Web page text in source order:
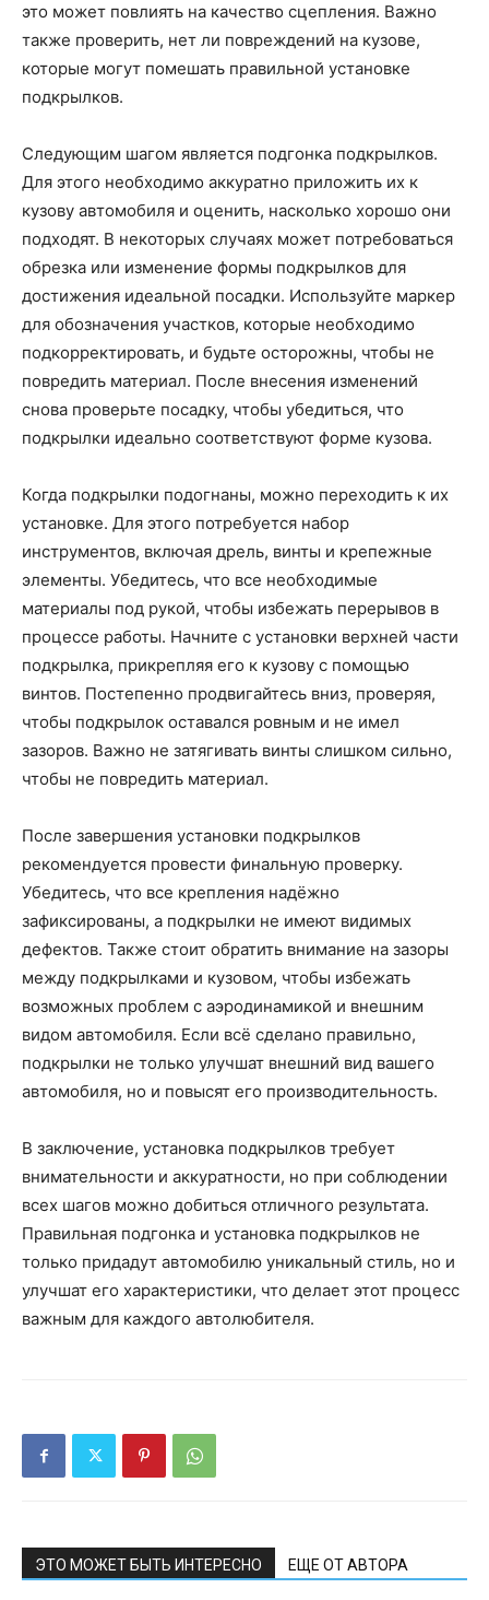
это может повлиять на качество сцепления. Важно
также проверить, нет ли повреждений на кузове,
которые могут помешать правильной установке
подкрылков.
Следующим шагом является подгонка подкрылков.
Для этого необходимо аккуратно приложить их к
кузову автомобиля и оценить, насколько хорошо они
подходят. В некоторых случаях может потребоваться
обрезка или изменение формы подкрылков для
достижения идеальной посадки. Используйте маркер
для обозначения участков, которые необходимо
подкорректировать, и будьте осторожны, чтобы не
повредить материал. После внесения изменений
снова проверьте посадку, чтобы убедиться, что
подкрылки идеально соответствуют форме кузова.
Когда подкрылки подогнаны, можно переходить к их
установке. Для этого потребуется набор
инструментов, включая дрель, винты и крепежные
элементы. Убедитесь, что все необходимые
материалы под рукой, чтобы избежать перерывов в
процессе работы. Начните с установки верхней части
подкрылка, прикрепляя его к кузову с помощью
винтов. Постепенно продвигайтесь вниз, проверяя,
чтобы подкрылок оставался ровным и не имел
зазоров. Важно не затягивать винты слишком сильно,
чтобы не повредить материал.
После завершения установки подкрылков
рекомендуется провести финальную проверку.
Убедитесь, что все крепления надёжно
зафиксированы, а подкрылки не имеют видимых
дефектов. Также стоит обратить внимание на зазоры
между подкрылками и кузовом, чтобы избежать
возможных проблем с аэродинамикой и внешним
видом автомобиля. Если всё сделано правильно,
подкрылки не только улучшат внешний вид вашего
автомобиля, но и повысят его производительность.
В заключение, установка подкрылков требует
внимательности и аккуратности, но при соблюдении
всех шагов можно добиться отличного результата.
Правильная подгонка и установка подкрылков не
только придадут автомобилю уникальный стиль, но и
улучшат его характеристики, что делает этот процесс
важным для каждого автолюбителя.
ЭТО МОЖЕТ БЫТЬ ИНТЕРЕСНО ЕЩЕ ОТ АВТОРА